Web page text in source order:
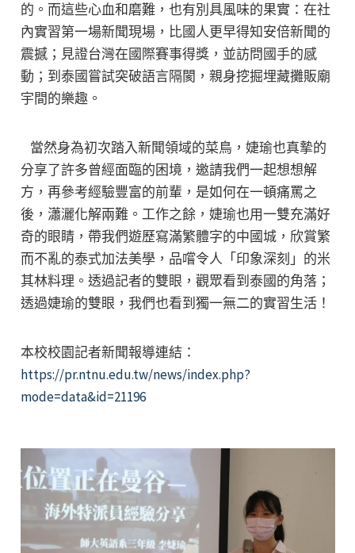
的。而這些心血和磨難，也有別具風味的果實：在社
內實習第一場新聞現場，比國人更早得知安倍新聞的
震撼；見證台灣在國際賽事得獎，並訪問國手的感
動；到泰國嘗試突破語言隔閡，親身挖掘埋藏攤販廟
宇間的樂趣。
當然身為初次踏入新聞領域的菜鳥，婕瑜也真摯的
分享了許多曾經面臨的困境，邀請我們一起想想解
方，再參考經驗豐富的前輩，是如何在一頓痛罵之
後，瀟灑化解兩難。工作之餘，婕瑜也用一雙充滿好
奇的眼睛，帶我們遊歷寫滿繁體字的中國城，欣賞繁
而不亂的泰式加法美學，品嚐令人「印象深刻」的米
其林料理。透過記者的雙眼，觀眾看到泰國的角落；
透過婕瑜的雙眼，我們也看到獨一無二的實習生活！
本校校園記者新聞報導連結：
https://pr.ntnu.edu.tw/news/index.php?
mode=data&id=21196